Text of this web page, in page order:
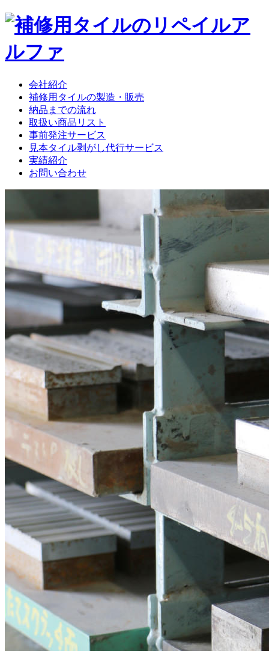
会社紹介
補修用タイルの製造・販売
納品までの流れ
取扱い商品リスト
事前発注サービス
見本タイル剥がし代行サービス
実績紹介
お問い合わせ